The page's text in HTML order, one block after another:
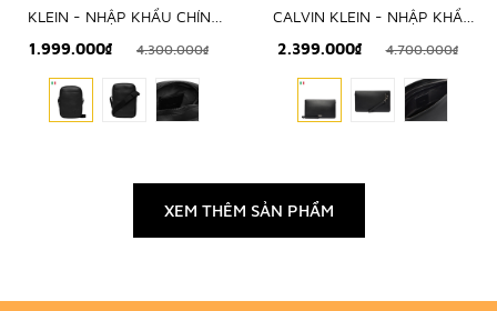
KLEIN - NHẬP KHẨU CHÍNH
HÃNG TỪ Ý
1.999.000₫ 4.300.000₫
CALVIN KLEIN - NHẬP KHẨU
CHÍNH HÃNG TỪ Ý
2.399.000₫ 4.700.000₫
XEM THÊM SẢN PHẨM